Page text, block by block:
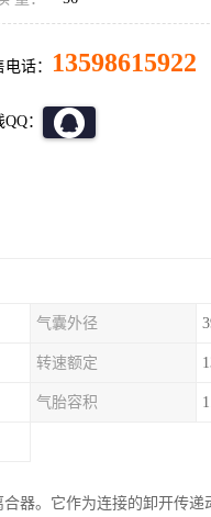
话： 13598615922
：
气囊外径
转速额定
气胎容积
器。它作为连接的卸开传